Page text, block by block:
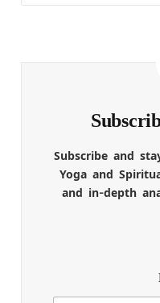
Subscribe and
Yoga and
and in-depth